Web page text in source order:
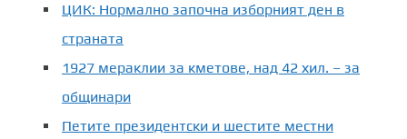
ЦИК: Нормално започна изборният ден в
страната
1927 мераклии за кметове, над 42 хил. – за
общинари
Петите президентски и шестите местни